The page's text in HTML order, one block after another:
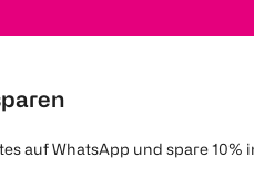
auf WhatsApp und spare 10%